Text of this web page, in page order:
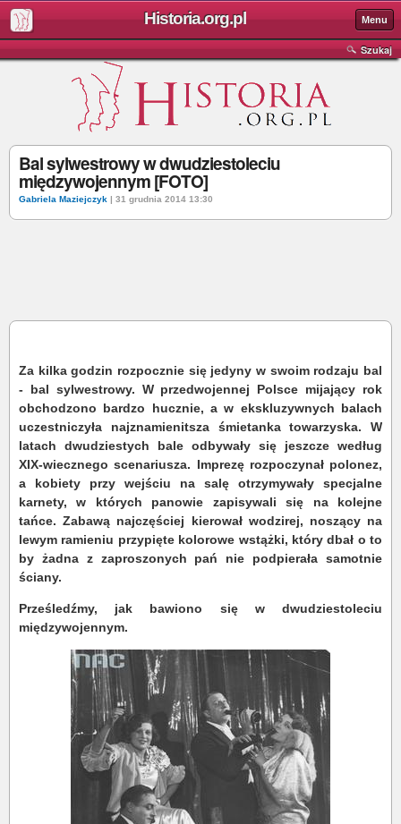
Historia.org.pl Menu
Szukaj
Bal sylwestrowy w dwudziestoleciu
międzywojennym [FOTO]
Gabriela Maziejczyk | 31 grudnia 2014 13:30
Za kilka godzin rozpocznie się jedyny w swoim rodzaju bal
- bal sylwestrowy. W przedwojennej Polsce mijający rok
obchodzono bardzo hucznie, a w ekskluzywnych balach
uczestniczyła najznamienitsza śmietanka towarzyska. W
latach dwudziestych bale odbywały się jeszcze według
XIX-wiecznego scenariusza. Imprezę rozpoczynał polonez,
a kobiety przy wejściu na salę otrzymywały specjalne
karnety, w których panowie zapisywali się na kolejne
tańce. Zabawą najczęściej kierował wodzirej, noszący na
lewym ramieniu przypięte kolorowe wstążki, który dbał o to
by żadna z zaproszonych pań nie podpierała samotnie
ściany.
Prześledźmy, jak bawiono się w dwudziestoleciu
międzywojennym.